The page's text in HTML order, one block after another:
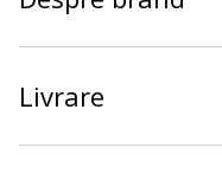
Livrare